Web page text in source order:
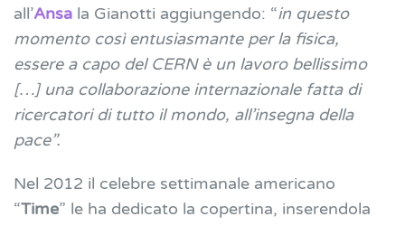
all’Ansa la Gianotti aggiungendo: “in questo
momento così entusiasmante per la fisica,
essere a capo del CERN è un lavoro bellissimo
[…] una collaborazione internazionale fatta di
ricercatori di tutto il mondo, all’insegna della
pace”.
Nel 2012 il celebre settimanale americano
“Time” le ha dedicato la copertina, inserendola